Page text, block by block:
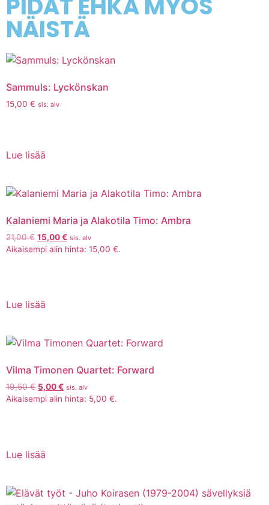
PIDÄT EHKÄ MYÖS
NÄISTÄ
Sammuls: Lyckönskan
15,00 € sis. alv
Lue lisää
Kalaniemi Maria ja Alakotila Timo: Ambra
21,00€ 15,00€ sis. alv
Aikaisempi alin hinta: 15,00 €.
Lue lisää
Vilma Timonen Quartet: Forward
19,50€ 5,00€ sis. alv
Aikaisempi alin hinta: 5,00 €.
Lue lisää